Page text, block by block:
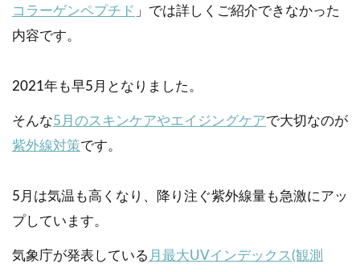
コラーゲンペプチド 」では詳しくご紹介できなかった
内容です。
2021年も早5月となりました。
そんな5月のスキンケアやエイジングケアで大切なのが
紫外線対策です。
5月は気温も高くなり、降り注ぐ紫外線量も急激にアッ
プしています。
気象庁が発表している 月最大UVインデックス(観測